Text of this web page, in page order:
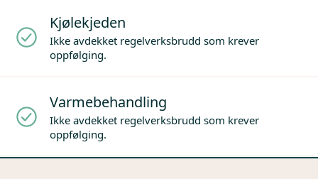
Kjølekjeden
Ikke avdekket regelverksbrudd som krever
oppfølging.
Varmebehandling
Ikke avdekket regelverksbrudd som krever
oppfølging.